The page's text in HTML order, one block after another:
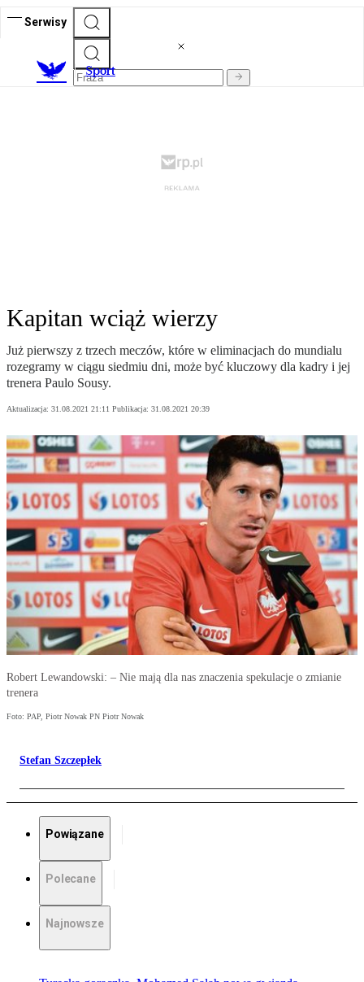
Serwisy
Sport
Kapitan wciąż wierzy
Już pierwszy z trzech meczów, które w eliminacjach do mundialu
rozegramy w ciągu siedmiu dni, może być kluczowy dla kadry i jej
trenera Paulo Sousy.
Aktualizacja: 31.08.2021 21:11 Publikacja: 31.08.2021 20:39
Robert Lewandowski: – Nie mają dla nas znaczenia spekulacje o zmianie
trenera
Foto: PAP, Piotr Nowak PN Piotr Nowak
Stefan Szczepłek
Powiązane
Polecane
Najnowsze